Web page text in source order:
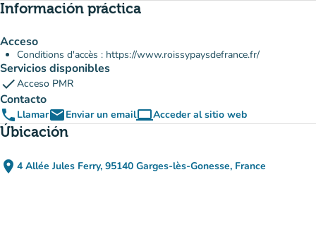
Información práctica
Acceso
Conditions d'accès : https://www.roissypaysdefrance.fr/
Servicios disponibles
checkAcceso PMR
Contacto
phone LlamaremailEnviar un emailcomputerAcceder al sitio web
(nueva pestaña)
Úbicación
place 4 Allée Jules Ferry, 95140 Garges-lès-Gonesse, France
(abrir en Google Maps)
(nueva pestaña)